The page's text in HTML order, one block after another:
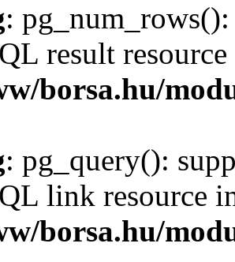
:
result
borsa.hu/
: pg_query():
link resource
borsa.hu/